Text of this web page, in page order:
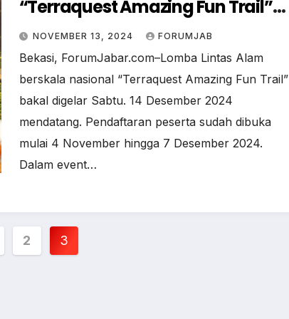
“Terraquest Amazing Fun Trail”
Segera Digelar di Bandung
NOVEMBER 13, 2024 FORUMJAB
Bekasi, ForumJabar.com–Lomba Lintas Alam
berskala nasional “Terraquest Amazing Fun Trail”
bakal digelar Sabtu. 14 Desember 2024
mendatang. Pendaftaran peserta sudah dibuka
mulai 4 November hingga 7 Desember 2024.
Dalam event…
2 3